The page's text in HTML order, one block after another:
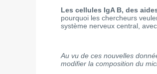
Les cellules IgA B, des
pourquoi les chercheurs
système nerveux central,
Au vu de ces nouvelles
modifier la composition du